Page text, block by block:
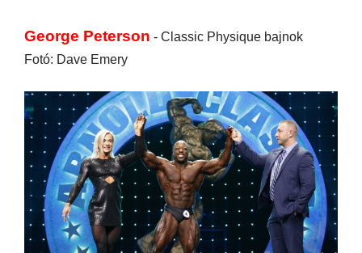
George Peterson - Classic Physique bajnok
Fotó: Dave Emery